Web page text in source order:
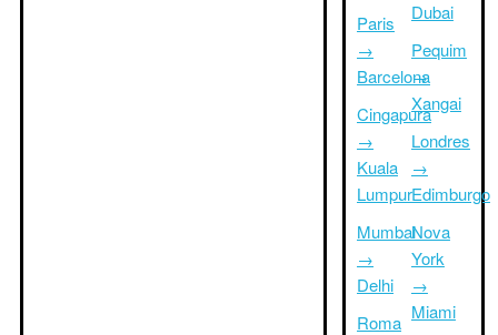
Paris
→
Barcelona
Cingapura
→
Kuala
Lumpur
Mumbai
→
Delhi
Roma
Dubai
Pequim
→
Xangai
Londres
→
Edimburgo
Nova
York
→
Miami